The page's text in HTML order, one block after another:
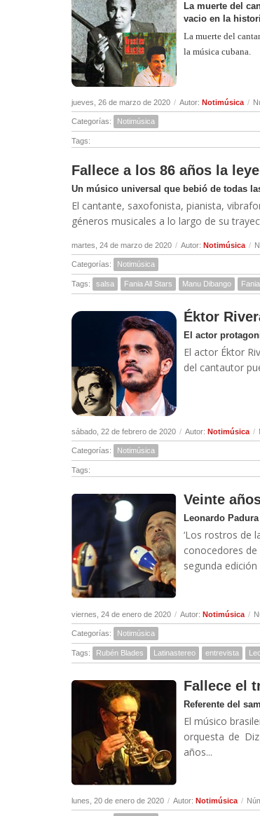
La muerte del
vacio en la
La muerte del
la música cubana.
jueves, 26 de marzo de 2020 / Autor: Notimúsica /
Categorías: Notimúsica
Tags:
Fallece a los 86 años la
Un músico universal que bebió de todas
El cantante, saxofonista, pianista,
géneros musicales a lo largo de su
martes, 24 de marzo de 2020 / Autor: Notimúsica /
Categorías: Notimúsica
Tags: salsa Fania All Stars Manu Dibango
Éktor
El actor
El actor Éktor
del cantautor
sábado, 22 de febrero de 2020 / Autor: Notimúsica /
Categorías: Notimúsica
Tags:
Veinte
Leonardo
‘Los rostros de
conocedores
segunda
viernes, 24 de enero de 2020 / Autor: Notimúsica /
Categorías: Notimúsica
Tags: Rubén Blades Latinastereo entrevista
Fallece el
Referente del
El músico
orquesta de
años...
lunes, 20 de enero de 2020 / Autor: Notimúsica /